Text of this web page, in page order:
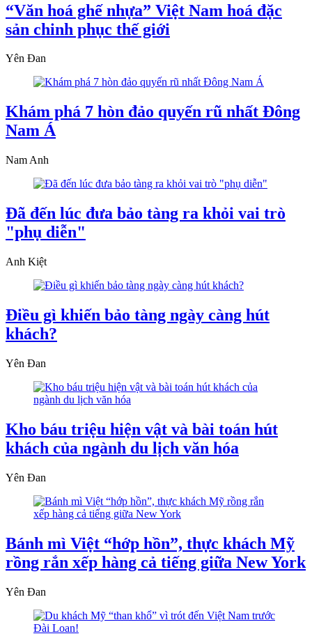
“Văn hoá ghế nhựa” Việt Nam hoá đặc
sản chinh phục thế giới
Yên Đan
Khám phá 7 hòn đảo quyến rũ nhất Đông
Nam Á
Nam Anh
Đã đến lúc đưa bảo tàng ra khỏi vai trò
"phụ diễn"
Anh Kiệt
Điều gì khiến bảo tàng ngày càng hút
khách?
Yên Đan
Kho báu triệu hiện vật và bài toán hút
khách của ngành du lịch văn hóa
Yên Đan
Bánh mì Việt “hớp hồn”, thực khách Mỹ
rồng rắn xếp hàng cả tiếng giữa New York
Yên Đan